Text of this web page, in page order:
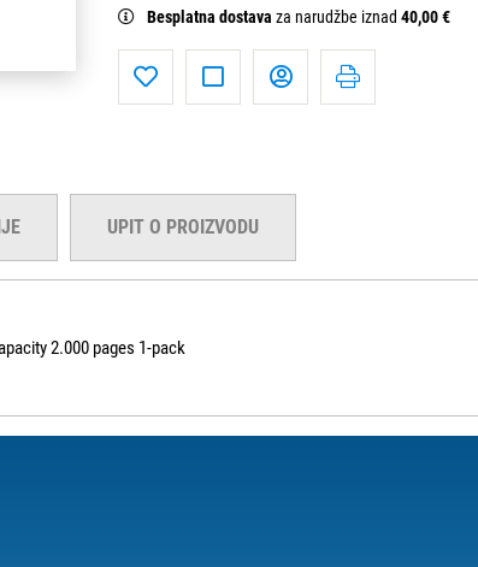
Besplatna dostava za narudžbe iznad 40,00 €
UPIT O PROIZVODU
2.000 pages 1-pack